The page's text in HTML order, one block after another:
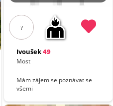
?
Ivoušek49
Most
Mám zájem se poznávat se
všemi